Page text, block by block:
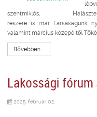
szentmiklós,
részére is már Társaságunk
valamint március közepé­ től
Bővebben ...
Lakossági
2025. február 02.